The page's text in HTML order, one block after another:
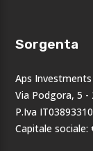
Sorgenta
Aps Investments
Via Podgora, 5 -
P.Iva
Capitale sociale: